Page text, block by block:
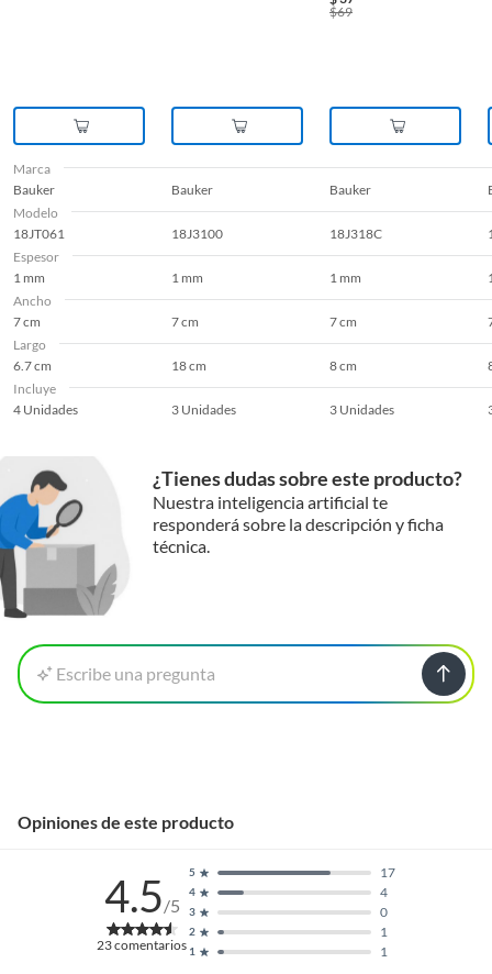
$69
Marca
Bauker
Bauker Bauker
Modelo
18JT061
18J3100 18J318C
Espesor
1 mm
1 mm 1 mm
Ancho
7 cm
7 cm 7 cm
Largo
6.7 cm
18 cm 8 cm
Incluye
4 Unidades
3 Unidades 3 Unidades
¿Tienes dudas sobre este producto?
Nuestra inteligencia artificial te
responderá sobre la descripción y ficha
técnica.
Escribe una pregunta
Opiniones de este producto
4.5/5
23comentarios 1 1
2 1
3 0
4 4
5 17